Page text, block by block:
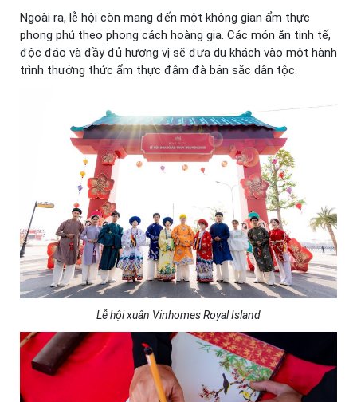
Ngoài ra, lễ hội còn mang đến một không gian ẩm thực
phong phú theo phong cách hoàng gia. Các món ăn tinh tế,
độc đáo và đầy đủ hương vị sẽ đưa du khách vào một hành
trình thưởng thức ẩm thực đậm đà bản sắc dân tộc.
Lễ hội xuân Vinhomes Royal Island